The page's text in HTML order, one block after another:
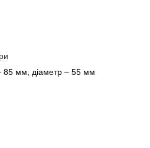
85 мм, діаметр – 55 мм